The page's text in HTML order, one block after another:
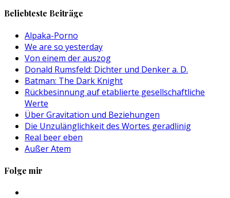
Beliebteste Beiträge
Alpaka-Porno
We are so yesterday
Von einem der auszog
Donald Rumsfeld: Dichter und Denker a. D.
Batman: The Dark Knight
Rückbesinnung auf etablierte gesellschaftliche
Werte
Über Gravitation und Beziehungen
Die Unzulänglichkeit des Wortes geradlinig
Real beer eben
Außer Atem
Folge mir